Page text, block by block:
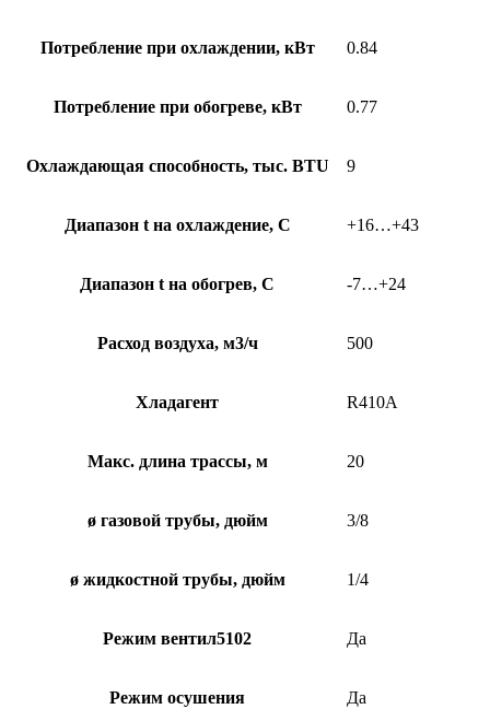
Потребление при охлаждении, кВт 0.84
Потребление при обогреве, кВт 0.77
Охлаждающая способность, тыс. BTU 9
Диапазон t на охлаждение, С +16…+43
Диапазон t на обогрев, С -7…+24
Расход воздуха, м3/ч 500
Хладагент R410A
Макс. длина трассы, м 20
ø газовой трубы, дюйм 3/8
ø жидкостной трубы, дюйм 1/4
Режим вентил5102 Да
Режим осушения Да